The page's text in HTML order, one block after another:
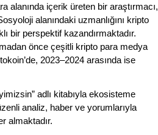
alanında içerik üreten bir araştırmacı,
alanındaki uzmanlığını kripto
bir perspektif kazandırmaktadır.
önce çeşitli kripto para medya
2023–2024 arasında ise
adlı kitabıyla ekosisteme
analiz, haber ve yorumlarıyla
almaktadır.